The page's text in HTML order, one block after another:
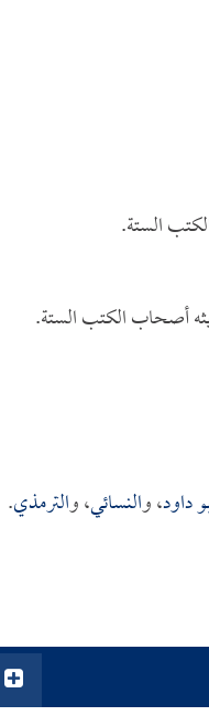
الستة.
أصحاب الكتب الستة.
داود، والنسائي، والترمذي.